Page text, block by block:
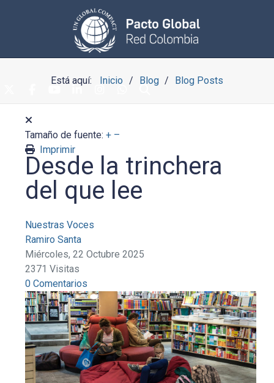
Está aquí: Inicio Blog Blog Posts
Tamaño de fuente: + –
Imprimir
Desde la trinchera
del que lee
Nuestras Voces
Ramiro Santa
Miércoles, 22 Octubre 2025
2371 Visitas
0 Comentarios